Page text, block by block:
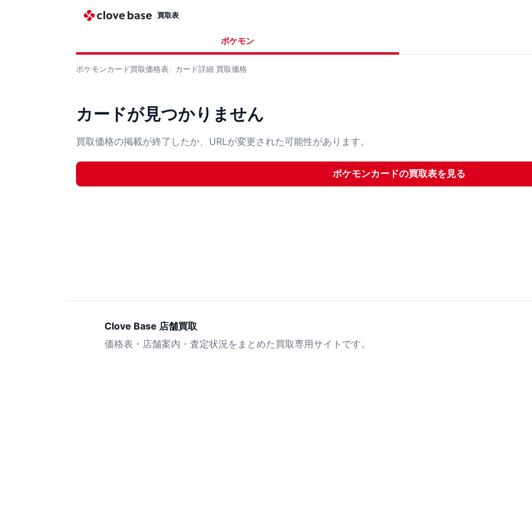
買取表
ポケモン
ポケモンカード買取価格表 カード詳細 買取価格
カードが見つかりません
買取価格の掲載が終了したか、URLが変更された可能性があります。
ポケモンカードの買取表を見る
Clove Base 店舗買取
価格表・店舗案内・査定状況をまとめた買取専用サイトです。